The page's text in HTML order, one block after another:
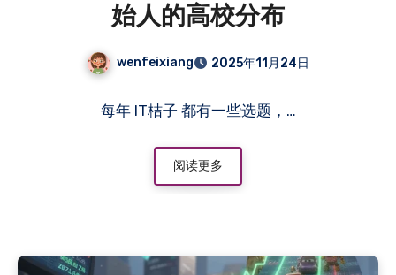
始人的高校分布
wenfeixiang 2025年11月24日
每年 IT桔子 都有一些选题，…
阅读更多